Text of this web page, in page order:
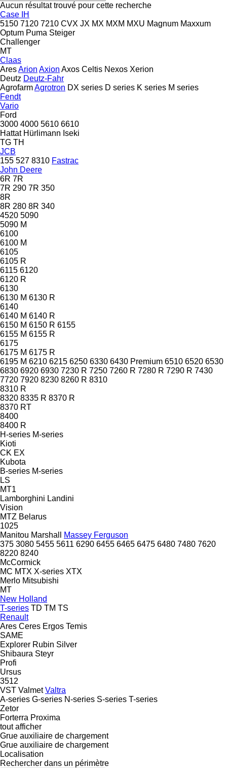
Aucun résultat trouvé pour cette recherche
Case IH
5150 7120 7210 CVX JX MX MXM MXU Magnum Maxxum
Optum Puma Steiger
Challenger
MT
Claas
AresArion Axion Axos Celtis Nexos Xerion
Deutz Deutz-Fahr
AgrofarmAgrotron DX series D series K series M series
Fendt
Vario
Ford
3000 4000 5610 6610
Hattat Hürlimann Iseki
TG TH
JCB
155 527 8310 Fastrac
John Deere
6R 7R
7R 290 7R 350
8R
8R 280 8R 340
4520 5090
5090 M
6100
6100 M
6105
6105 R
6115 6120
6120 R
6130
6130 M 6130 R
6140
6140 M 6140 R
6150 M 6150 R 6155
6155 M 6155 R
6175
6175 M 6175 R
6195 M 6210 6215 6250 6330 6430 Premium 6510 6520 6530
6830 6920 6930 7230 R 7250 7260 R 7280 R 7290 R 7430
7720 7920 8230 8260 R 8310
8310 R
8320 8335 R 8370 R
8370 RT
8400
8400 R
H-series M-series
Kioti
CK EX
Kubota
B-series M-series
LS
MT1
Lamborghini Landini
Vision
MTZ Belarus
1025
Manitou Marshall
Massey Ferguson
375 3080 5455 5611 6290 6455 6465 6475 6480 7480 7620
8220 8240
McCormick
MC MTX X-series XTX
Merlo Mitsubishi
MT
New Holland
T-series TD TM TS
Renault
Ares Ceres Ergos Temis
SAME
Explorer Rubin Silver
Shibaura Steyr
Profi
Ursus
3512
VST Valmet Valtra
A-series G-series N-series S-series T-series
Zetor
Forterra Proxima
tout afficher
Grue auxiliaire de chargement
Grue auxiliaire de chargement
Localisation
Rechercher dans un périmètre